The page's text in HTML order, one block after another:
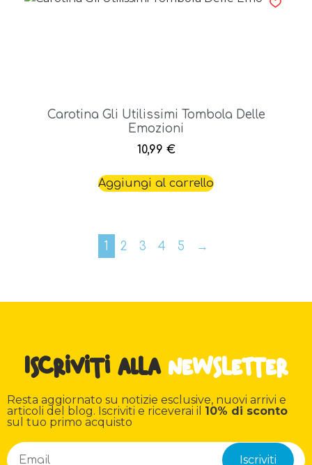
Carotina Gli Utilissimi Tombola Delle
Emozioni
10,99 €
Aggiungi al carrello
1 2 3 4 5 →
Iscriviti alla newsletter
Resta aggiornato su notizie esclusive, nuovi arrivi e
articoli del blog. Iscriviti e riceverai il 10% di sconto
sul tuo primo acquisto